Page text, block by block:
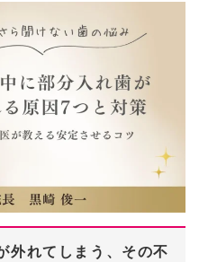
外れてしまう、その不